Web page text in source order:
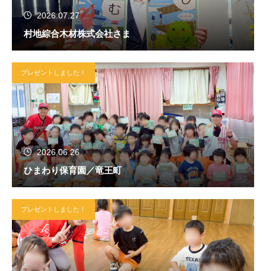
2026.07.27
村地綜合木材株式会社さま
プレゼントしました！
2026.06.26
ひまわり保育園／竜王町
プレゼントしました！